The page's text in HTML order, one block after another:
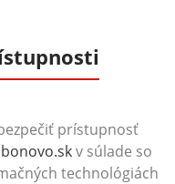
prístupnosť
v súlade so
technológiách